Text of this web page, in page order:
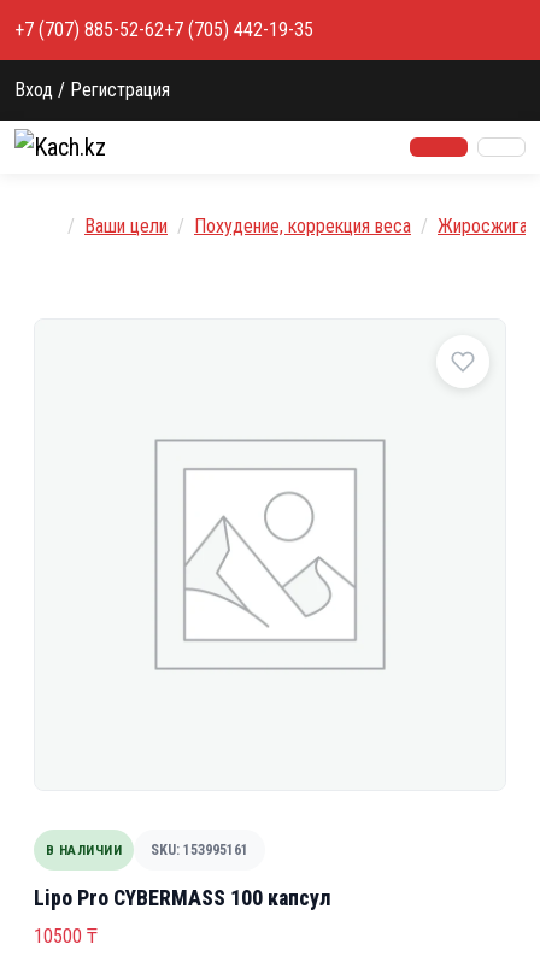
+7 (707) 885-52-62+7 (705) 442-19-35
Вход / Регистрация
Главная
Ваши цели Похудение, коррекция веса
В НАЛИЧИИ SKU: 153995161
Lipo Pro CYBERMASS 100 капсул
10500 ₸